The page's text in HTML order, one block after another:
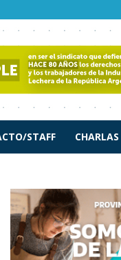
STAFF CHARLAS